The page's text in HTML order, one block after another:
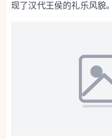
现了汉代王侯的礼乐风貌。